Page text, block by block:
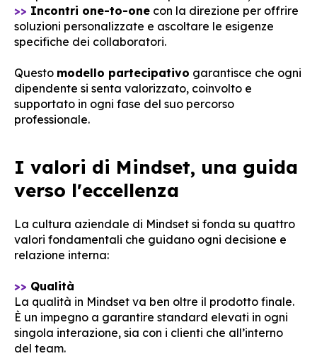
>> Incontri one-to-one con la direzione per offrire
soluzioni personalizzate e ascoltare le esigenze
specifiche dei collaboratori.
Questo modello partecipativo garantisce che ogni
dipendente si senta valorizzato, coinvolto e
supportato in ogni fase del suo percorso
professionale.
I valori di Mindset, una guida
verso l'eccellenza
La cultura aziendale di Mindset si fonda su quattro
valori fondamentali che guidano ogni decisione e
relazione interna:
>> Qualità
La qualità in Mindset va ben oltre il prodotto finale.
È un impegno a garantire standard elevati in ogni
singola interazione, sia con i clienti che all’interno
del team.